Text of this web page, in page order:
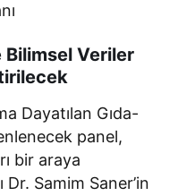
Bilimsel Veriler
Dayatılan Gıda-
panel,
bir araya
Samim Saner’in